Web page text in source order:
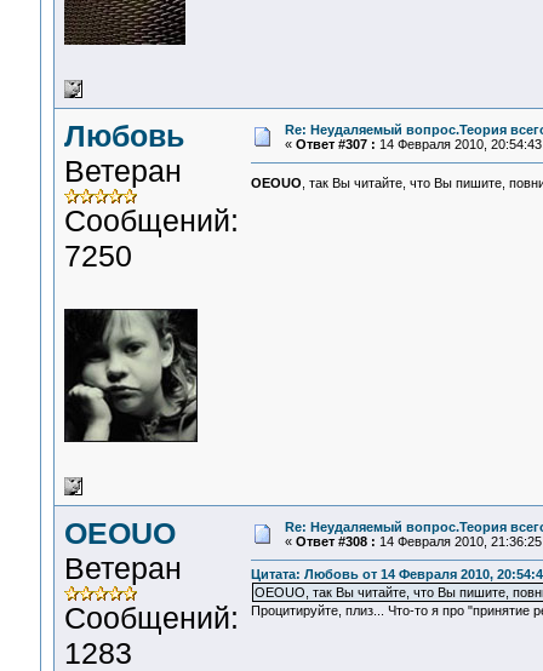
Любовь
Ветеран
Сообщений:
7250
Re: Неудаляемый вопрос.Теория
« Ответ #307 : 14 Февраля 2010,
OEOUO , так Вы читайте, что Вы пишите,
OEOUO
Ветеран
Сообщений:
1283
Re: Неудаляемый вопрос.Теория
« Ответ #308 : 14 Февраля 2010,
Цитата: Любовь от 14 Февраля 2010,
OEOUO, так Вы читайте, что Вы пишите,
Процитируйте, плиз... Что-то я про "принятие